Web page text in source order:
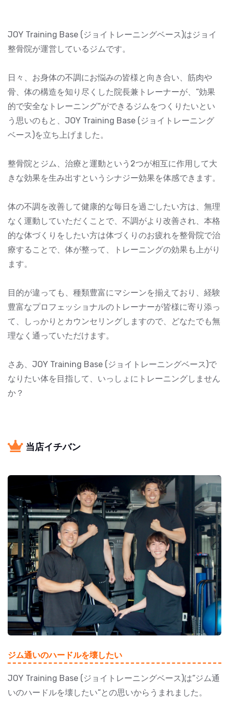
JOY Training Base (ジョイトレーニングベース)はジョイ
整骨院が運営しているジムです。
日々、お身体の不調にお悩みの皆様と向き合い、筋肉や
骨、体の構造を知り尽くした院長兼トレーナーが、“効果
的で安全なトレーニング“ができるジムをつくりたいとい
う思いのもと、JOY Training Base (ジョイトレーニング
ベース)を立ち上げました。
整骨院とジム、治療と運動という2つが相互に作用して大
きな効果を生み出すというシナジー効果を体感できます。
体の不調を改善して健康的な毎日を過ごしたい方は、無理
なく運動していただくことで、不調がより改善され、本格
的な体づくりをしたい方は体づくりのお疲れを整骨院で治
療することで、体が整って、トレーニングの効果も上がり
ます。
目的が違っても、種類豊富にマシーンを揃えており、経験
豊富なプロフェッショナルのトレーナーが皆様に寄り添っ
て、しっかりとカウンセリングしますので、どなたでも無
理なく通っていただけます。
さあ、JOY Training Base (ジョイトレーニングベース)で
なりたい体を目指して、いっしょにトレーニングしません
か？
当店イチバン
ジム通いのハードルを壊したい
JOY Training Base (ジョイトレーニングベース)は“ジム通
いのハードルを壊したい“との思いからうまれました。